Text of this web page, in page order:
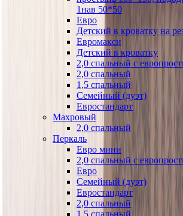
1нав 50*50
Евро
Детский в кроватку на
Евромакси
Детский в кроватку
2,0 спальный с
2,0 спальный
1,5 спальный
Семейный (дуэт)
Евростандарт
Махровый
2,0 спальный
Перкаль
Евро мини
2,0 спальный с
Евро
Семейный (дуэт)
Евростандарт
2,0 спальный
1,5 спальный